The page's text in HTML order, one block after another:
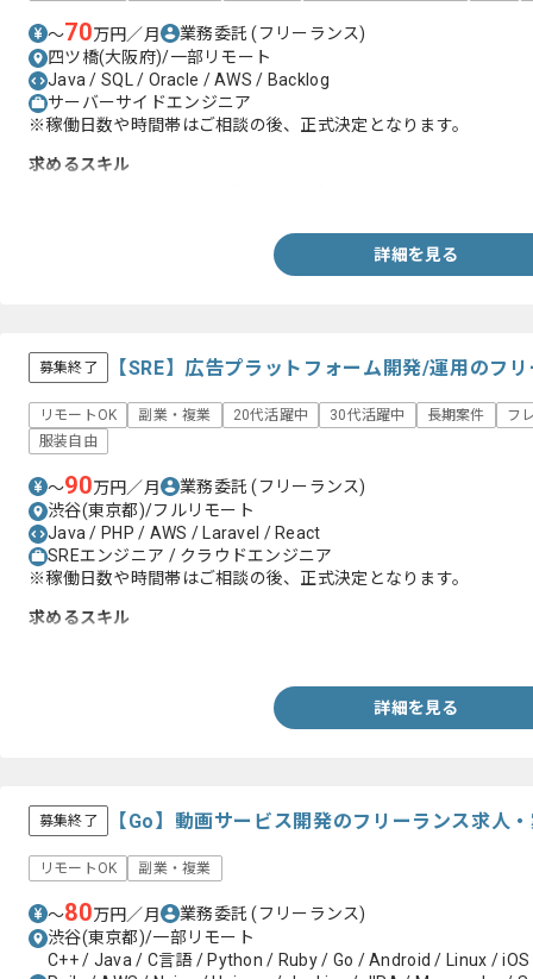
〜70万円／月 業務委託(フリーランス)
四ツ橋(大阪府)/一部リモート
Java / SQL / Oracle / AWS / Backlog
サーバーサイドエンジニア
※稼働日数や時間帯はご相談の後、正式決定となります。
求めるスキル
詳細を見る
募集終了 【SRE】広告プラットフォーム開発/運用のフ
リモートOK 副業・複業 20代活躍中 30代活躍中 長期案件
フ
服装自由
〜90万円／月 業務委託(フリーランス)
渋谷(東京都)/フルリモート
Java / PHP / AWS / Laravel / React
SREエンジニア / クラウドエンジニア
※稼働日数や時間帯はご相談の後、正式決定となります。
求めるスキル
詳細を見る
募集終了 【Go】動画サービス開発のフリーランス求人
リモートOK 副業・複業
〜80万円／月 業務委託(フリーランス)
渋谷(東京都)/一部リモート
C++ / Java / C言語 / Python / Ruby / Go / Android / Linux /